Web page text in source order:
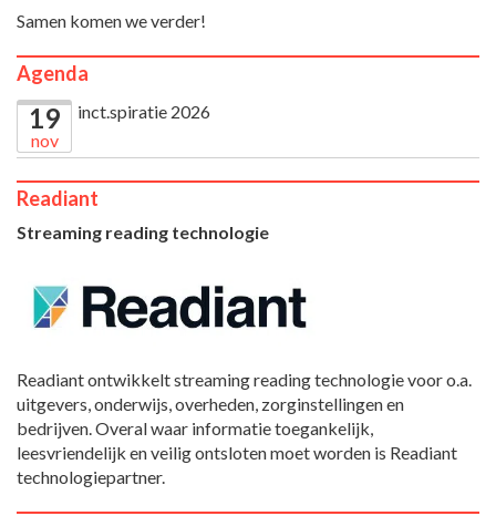
Samen komen we verder!
Agenda
19
nov
inct.spiratie 2026
Readiant
Streaming reading technologie
Readiant ontwikkelt streaming reading technologie voor o.a.
uitgevers, onderwijs, overheden, zorginstellingen en
bedrijven. Overal waar informatie toegankelijk,
leesvriendelijk en veilig ontsloten moet worden is Readiant
technologiepartner.